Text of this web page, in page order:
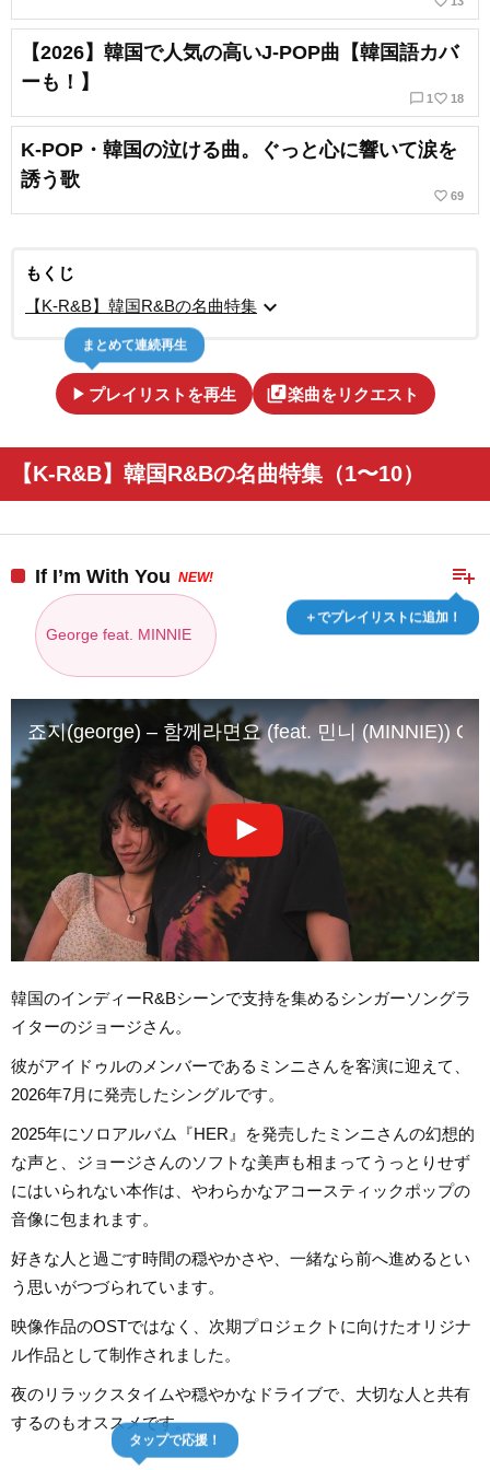
【2026】韓国で人気の高いJ-POP曲【韓国語カバ
ーも！】
chat_bubble_outline 1 favorite_border 18
K-POP・韓国の泣ける曲。ぐっと心に響いて涙を
誘う歌
favorite_border 69
もくじ
【K-R&B】韓国R&Bの名曲特集 expand_more
play_arrow プレイリストを再生
まとめて連続再生
library_music楽曲をリクエスト
【K-R&B】韓国R&Bの名曲特集（1〜10）
playlist_add
＋でプレイリストに追加！
If I’m With You NEW!
George feat. MINNIE
죠지(george) – 함께라면요 (feat. 민니 (MINNIE))
韓国のインディーR&Bシーンで支持を集めるシンガーソングラ
イターのジョージさん。
彼がアイドゥルのメンバーであるミンニさんを客演に迎えて、
2026年7月に発売したシングルです。
2025年にソロアルバム『HER』を発売したミンニさんの幻想的
な声と、ジョージさんのソフトな美声も相まってうっとりせず
にはいられない本作は、やわらかなアコースティックポップの
音像に包まれます。
好きな人と過ごす時間の穏やかさや、一緒なら前へ進めるとい
う思いがつづられています。
映像作品のOSTではなく、次期プロジェクトに向けたオリジナ
ル作品として制作されました。
夜のリラックスタイムや穏やかなドライブで、大切な人と共有
するのもオススメです。
タップで応援！